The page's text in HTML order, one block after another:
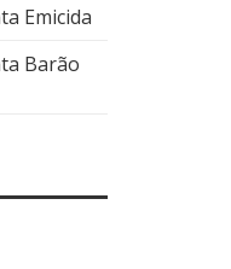
Emicida
Barão